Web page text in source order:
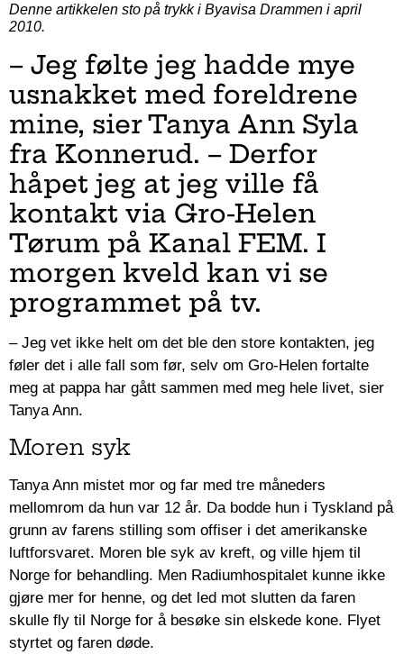
Denne artikkelen sto på trykk i Byavisa Drammen i april
2010.
– Jeg følte jeg hadde mye
usnakket med foreldrene
mine, sier Tanya Ann Syla
fra Konnerud. – Derfor
håpet jeg at jeg ville få
kontakt via Gro-Helen
Tørum på Kanal FEM. I
morgen kveld kan vi se
programmet på tv.
– Jeg vet ikke helt om det ble den store kontakten, jeg
føler det i alle fall som før, selv om Gro-Helen fortalte
meg at pappa har gått sammen med meg hele livet, sier
Tanya Ann.
Moren syk
Tanya Ann mistet mor og far med tre måneders
mellomrom da hun var 12 år. Da bodde hun i Tyskland på
grunn av farens stilling som offiser i det amerikanske
luftforsvaret. Moren ble syk av kreft, og ville hjem til
Norge for behandling. Men Radiumhospitalet kunne ikke
gjøre mer for henne, og det led mot slutten da faren
skulle fly til Norge for å besøke sin elskede kone. Flyet
styrtet og faren døde.